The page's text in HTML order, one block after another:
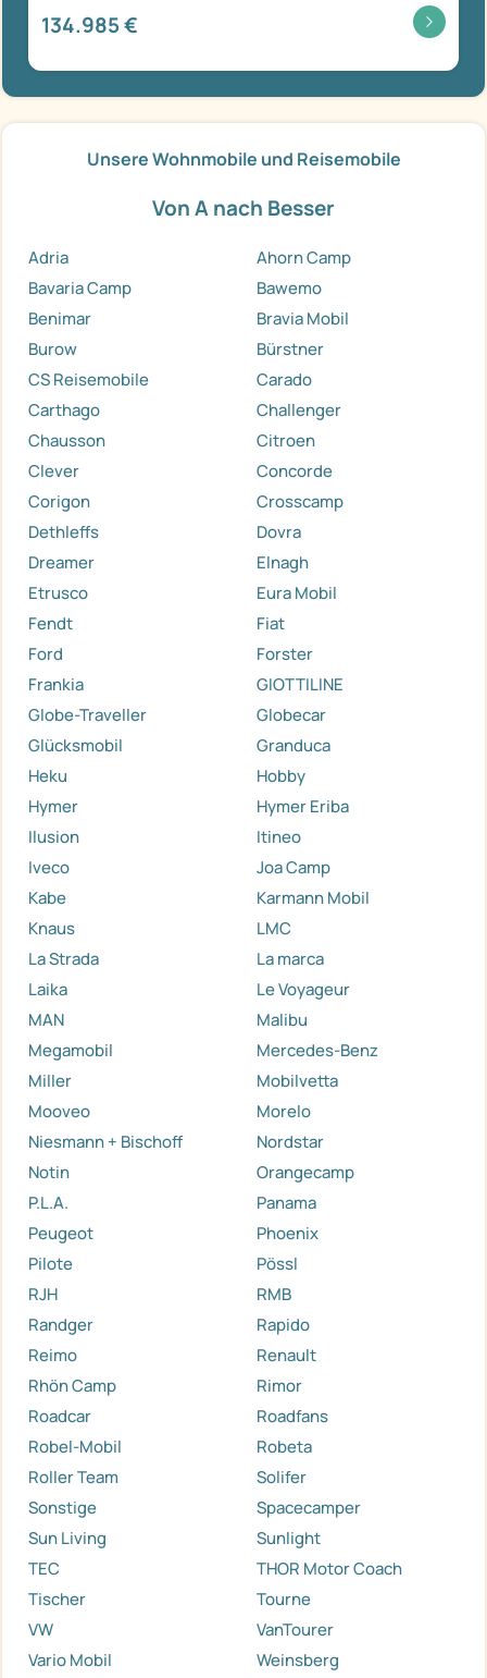
134.985 €
Unsere Wohnmobile und Reisemobile
Von A nach Besser
Adria
Ahorn Camp
Bavaria Camp
Bawemo
Benimar
Bravia Mobil
Burow
Bürstner
CS Reisemobile
Carado
Carthago
Challenger
Chausson
Citroen
Clever
Concorde
Corigon
Crosscamp
Dethleffs
Dovra
Dreamer
Elnagh
Etrusco
Eura Mobil
Fendt
Fiat
Ford
Forster
Frankia
GIOTTILINE
Globe-Traveller
Globecar
Glücksmobil
Granduca
Heku
Hobby
Hymer
Hymer Eriba
Ilusion
Itineo
Iveco
Joa Camp
Kabe
Karmann Mobil
Knaus
LMC
La Strada
La marca
Laika
Le Voyageur
MAN
Malibu
Megamobil
Mercedes-Benz
Miller
Mobilvetta
Mooveo
Morelo
Niesmann + Bischoff
Nordstar
Notin
Orangecamp
P.L.A.
Panama
Peugeot
Phoenix
Pilote
Pössl
RJH
RMB
Randger
Rapido
Reimo
Renault
Rhön Camp
Rimor
Roadcar
Roadfans
Robel-Mobil
Robeta
Roller Team
Solifer
Sonstige
Spacecamper
Sun Living
Sunlight
TEC
THOR Motor Coach
Tischer
Tourne
VW
VanTourer
Vario Mobil
Weinsberg